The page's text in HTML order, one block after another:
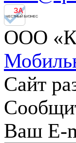
ЗА
ЧЕСТНЫЙ БИЗНЕС
ООО
Сайт
Ваш E-